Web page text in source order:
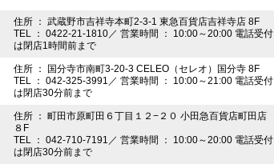
住所 ： 武蔵野市吉祥寺本町2-3-1 東急百貨店吉祥寺店 8F
TEL ： 0422-21-1810／ 営業時間 ： 10:00～20:00 電話受付
は閉店1時間前まで
住所 ： 国分寺市南町3-20-3 CELEO（セレオ）国分寺 8F
TEL ： 042-325-3991／ 営業時間 ： 10:00～21:00 電話受付
は閉店30分前まで
住所 ： 町田市原町田６丁目１２−２０ 小田急百貨店町田店
８F
TEL ： 042-710-7191／ 営業時間 ： 10:00～20:00 電話受付
は閉店30分前まで